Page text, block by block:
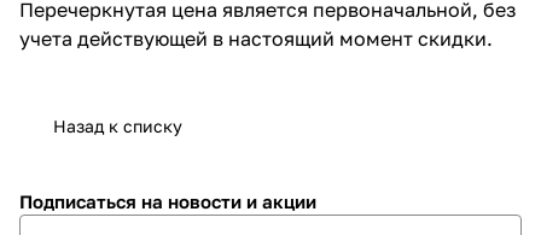
Перечеркнутая цена является первоначальной, без
учета действующей в настоящий момент скидки.
Назад к списку
Подписаться на новости и акции